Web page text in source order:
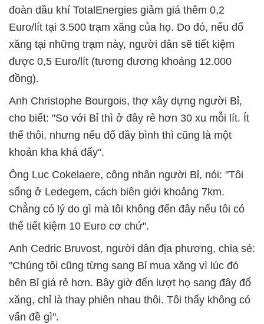
đoàn dầu khí TotalEnergies giảm giá thêm 0,2
Euro/lít tại 3.500 trạm xăng của họ. Do đó, nếu đổ
xăng tại những trạm này, người dân sẽ tiết kiệm
được 0,5 Euro/lít (tương đương khoảng 12.000
đồng).
Anh Christophe Bourgois, thợ xây dựng người Bỉ,
cho biết: "So với Bỉ thì ở đây rẻ hơn 30 xu mỗi lít. Ít
thế thôi, nhưng nếu đổ đầy bình thì cũng là một
khoản kha khá đấy".
Ông Luc Cokelaere, công nhân người Bỉ, nói: "Tôi
sống ở Ledegem, cách biên giới khoảng 7km.
Chẳng có lý do gì mà tôi không đến đây nếu tôi có
thể tiết kiệm 10 Euro cơ chứ".
Anh Cedric Bruvost, người dân địa phương, chia sẻ:
"Chúng tôi cũng từng sang Bỉ mua xăng vì lúc đó
bên Bỉ giá rẻ hơn. Bây giờ đến lượt họ sang đây đổ
xăng, chỉ là thay phiên nhau thôi. Tôi thấy không có
vấn đề gì".